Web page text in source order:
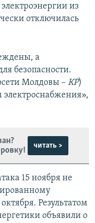
из
отключилась
а
безопасности.
Молдовы – КР)
электроснабжения»,
читать >
15 ноября не
Результатом
объявили о